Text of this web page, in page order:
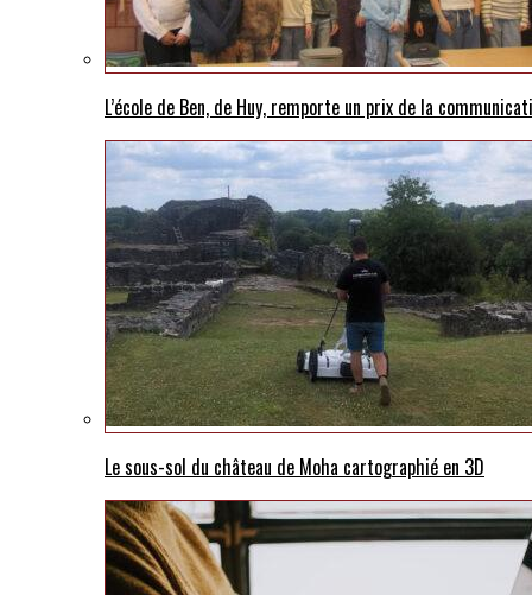
L’école de Ben, de Huy, remporte un prix de la
Le sous-sol du château de Moha cartographié en 3D